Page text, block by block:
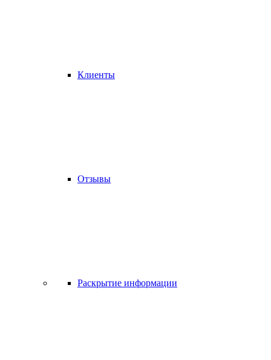
Клиенты
Отзывы
Раскрытие информации